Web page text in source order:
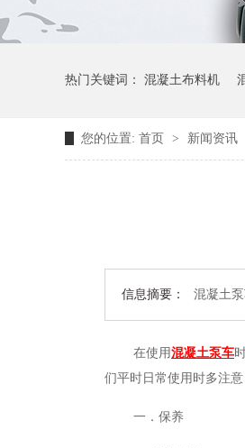
热门关键词： 混凝土布料机
您的位置: 首页 > 新闻资讯
信息摘要： 混凝土泵
在使用混凝土泵车
们平时日常使用时多注
一．保养